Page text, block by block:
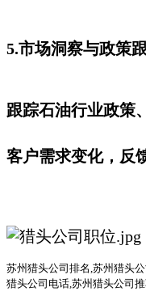
5.市场洞察与政策
跟踪石油行业政策
客户需求变化，反
苏州猎头公司排名,苏州猎头
猎头公司电话,苏州猎头公司